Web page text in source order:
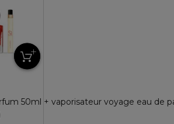
50ml + vaporisateur voyage eau de